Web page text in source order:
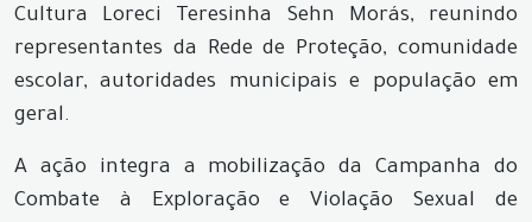
Cultura Loreci Teresinha Sehn Morás, reunindo
representantes da Rede de Proteção, comunidade
escolar, autoridades municipais e população em
geral.
A ação integra a mobilização da Campanha do
Combate à Exploração e Violação Sexual de